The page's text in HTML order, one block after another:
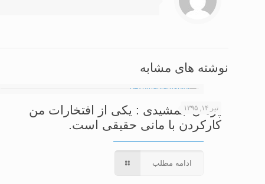
نوشته های مشابه
تیر ۱۴, ۱۳۹۵
پژمان جمشیدی : یکی از افتخارات من
کارکردن با مانی حقیقی است.
ادامه مطلب